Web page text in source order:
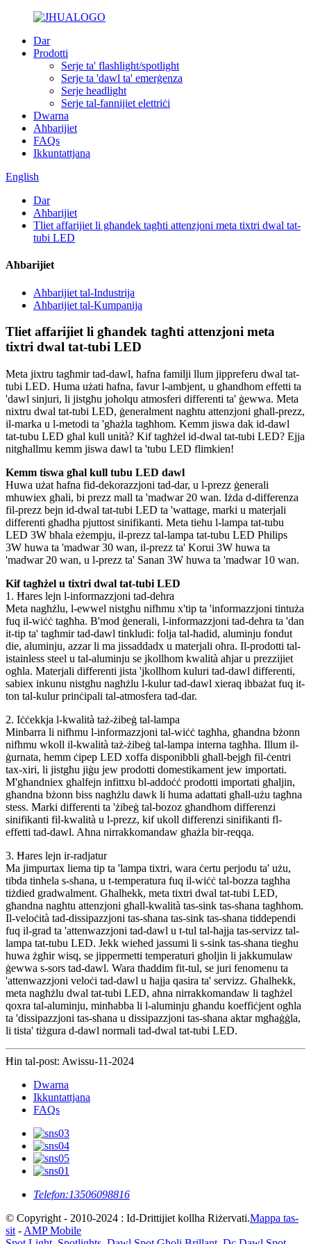
Dar
Prodotti
Serje ta' flashlight/spotlight
Serje ta 'dawl ta' emerġenza
Serje headlight
Serje tal-fannijiet elettriċi
Dwarna
Aħbarijiet
FAQs
Ikkuntattjana
English
Dar
Aħbarijiet
Tliet affarijiet li għandek tagħti attenzjoni meta tixtri dwal tat-
tubi LED
Aħbarijiet
Aħbarijiet tal-Industrija
Aħbarijiet tal-Kumpanija
Tliet affarijiet li għandek tagħti attenzjoni meta
tixtri dwal tat-tubi LED
Meta jixtru tagħmir tad-dawl, ħafna familji llum jippreferu dwal tat-
tubi LED. Huma użati ħafna, favur l-ambjent, u għandhom effetti ta
'dawl sinjuri, li jistgħu joħolqu atmosferi differenti ta' ġewwa. Meta
nixtru dwal tat-tubi LED, ġeneralment nagħtu attenzjoni għall-prezz,
il-marka u l-metodi ta 'għażla tagħhom. Kemm jiswa dak id-dawl
tat-tubu LED għal kull unità? Kif tagħżel id-dwal tat-tubi LED? Ejja
nitgħallmu kemm jiswa dawl ta 'tubu LED flimkien!
Kemm tiswa għal kull tubu LED dawl
Huwa użat ħafna fid-dekorazzjoni tad-dar, u l-prezz ġenerali
mhuwiex għali, bi prezz mall ta 'madwar 20 wan. Iżda d-differenza
fil-prezz bejn id-dwal tat-tubi LED ta 'wattage, marki u materjali
differenti għadha pjuttost sinifikanti. Meta tieħu l-lampa tat-tubu
LED 3W bħala eżempju, il-prezz tal-lampa tat-tubu LED Philips
3W huwa ta 'madwar 30 wan, il-prezz ta' Korui 3W huwa ta
'madwar 20 wan, u l-prezz ta' Sanan 3W huwa ta 'madwar 10 wan.
Kif tagħżel u tixtri dwal tat-tubi LED
1. Ħares lejn l-informazzjoni tad-dehra
Meta nagħżlu, l-ewwel nistgħu nifhmu x'tip ta 'informazzjoni tintuża
fuq il-wiċċ tagħha. B'mod ġenerali, l-informazzjoni tad-dehra ta 'dan
it-tip ta' tagħmir tad-dawl tinkludi: folja tal-ħadid, aluminju fondut
die, aluminju, azzar li ma jissaddadx u materjali oħra. Il-prodotti tal-
istainless steel u tal-aluminju se jkollhom kwalità aħjar u prezzijiet
ogħla. Materjali differenti jista 'jkollhom kuluri tad-dawl differenti,
sabiex inkunu nistgħu nagħżlu l-kulur tad-dawl xieraq ibbażat fuq it-
ton tal-kulur prinċipali tal-atmosfera tad-dar.
2. Iċċekkja l-kwalità taż-żibeġ tal-lampa
Minbarra li nifhmu l-informazzjoni tal-wiċċ tagħha, għandna bżonn
nifhmu wkoll il-kwalità taż-żibeġ tal-lampa interna tagħha. Illum il-
ġurnata, hemm ċipep LED xoffa disponibbli għall-bejgħ fil-ċentri
tax-xiri, li jistgħu jiġu jew prodotti domestikament jew importati.
M'għandniex għalfejn infittxu bl-addoċċ prodotti importati għaljin,
għandna bżonn biss nagħżlu dawk li huma adattati għall-użu tagħna
stess. Marki differenti ta 'żibeġ tal-bozoz għandhom differenzi
sinifikanti fil-kwalità u l-prezz, kif ukoll differenzi sinifikanti fl-
effetti tad-dawl. Aħna nirrakkomandaw għażla bir-reqqa.
3. Ħares lejn ir-radjatur
Ma jimpurtax liema tip ta 'lampa tixtri, wara ċertu perjodu ta' użu,
tibda tinħela s-sħana, u t-temperatura fuq il-wiċċ tal-bozza tagħha
tiżdied gradwalment. Għalhekk, meta tixtri dwal tat-tubi LED,
għandna nagħtu attenzjoni għall-kwalità tas-sink tas-sħana tagħhom.
Il-veloċità tad-dissipazzjoni tas-sħana tas-sink tas-sħana tiddependi
fuq il-grad ta 'attenwazzjoni tad-dawl u t-tul tal-ħajja tas-servizz tal-
lampa tat-tubu LED. Jekk wieħed jassumi li s-sink tas-sħana tiegħu
huwa żgħir wisq, se jippermetti temperaturi għoljin li jakkumulaw
ġewwa s-sors tad-dawl. Wara tħaddim fit-tul, se juri fenomenu ta
'attenwazzjoni veloċi tad-dawl u ħajja qasira ta' servizz. Għalhekk,
meta nagħżlu dwal tat-tubi LED, aħna nirrakkomandaw li tagħżel
qoxra tal-aluminju, minħabba li l-aluminju għandu koeffiċjent ogħla
ta 'dissipazzjoni tas-sħana u dissipazzjoni tas-sħana aktar mgħaġġla,
li tista' tiżgura d-dawl normali tad-dwal tat-tubi LED.
Ħin tal-post: Awissu-11-2024
Dwarna
Ikkuntattjana
FAQs
Telefon:13506098816
© Copyright - 2010-2024 : Id-Drittijiet kollha Riżervati.Mappa tas-
sit - AMP Mobile